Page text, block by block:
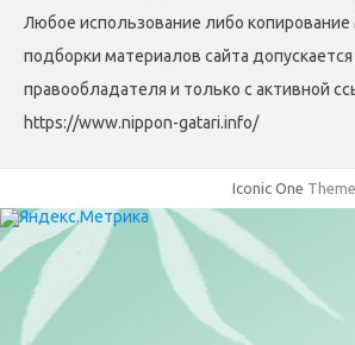
Любое использование либо
подборки материалов сайта
правообладателя и только с активной
https://www.nippon-gatari.info/
Iconic One